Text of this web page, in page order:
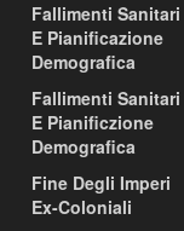
Fallimenti Sanitari
E Pianificazione
Demografica
Fallimenti Sanitari
E Pianificzione
Demografica
Fine Degli Imperi
Ex-Coloniali